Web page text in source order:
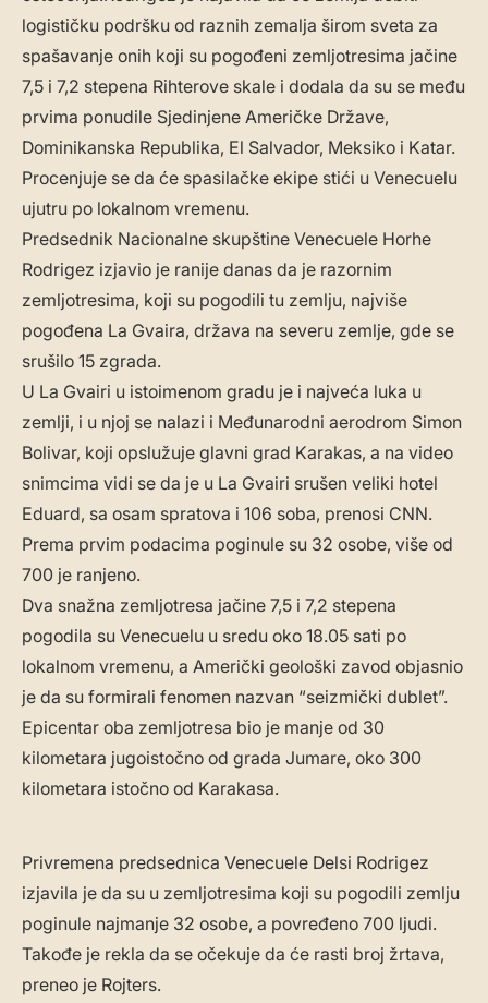
logističku podršku od raznih zemalja širom sveta za
spašavanje onih koji su pogođeni zemljotresima jačine
7,5 i 7,2 stepena Rihterove skale i dodala da su se među
prvima ponudile Sjedinjene Američke Države,
Dominikanska Republika, El Salvador, Meksiko i Katar.
Procenjuje se da će spasilačke ekipe stići u Venecuelu
ujutru po lokalnom vremenu.
Predsednik Nacionalne skupštine Venecuele Horhe
Rodrigez izjavio je ranije danas da je razornim
zemljotresima, koji su pogodili tu zemlju, najviše
pogođena La Gvaira, država na severu zemlje, gde se
srušilo 15 zgrada.
U La Gvairi u istoimenom gradu je i najveća luka u
zemlji, i u njoj se nalazi i Međunarodni aerodrom Simon
Bolivar, koji opslužuje glavni grad Karakas, a na video
snimcima vidi se da je u La Gvairi srušen veliki hotel
Eduard, sa osam spratova i 106 soba, prenosi CNN.
Prema prvim podacima poginule su 32 osobe, više od
700 je ranjeno.
Dva snažna zemljotresa jačine 7,5 i 7,2 stepena
pogodila su Venecuelu u sredu oko 18.05 sati po
lokalnom vremenu, a Američki geološki zavod objasnio
je da su formirali fenomen nazvan “seizmički dublet”.
Epicentar oba zemljotresa bio je manje od 30
kilometara jugoistočno od grada Jumare, oko 300
kilometara istočno od Karakasa.
Privremena predsednica Venecuele Delsi Rodrigez
izjavila je da su u zemljotresima koji su pogodili zemlju
poginule najmanje 32 osobe, a povređeno 700 ljudi.
Takođe je rekla da se očekuje da će rasti broj žrtava,
preneo je Rojters.